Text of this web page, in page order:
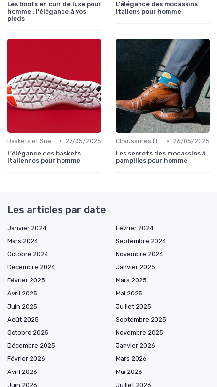
Les boots en cuir de luxe pour
homme : l'élégance à vos
pieds
L'élégance des mocassins
italiens pour homme
Baskets et Sneakers •
27/05/2025
L'élégance des baskets
italiennes pour homme
Chaussures Élégantes et de Cérémonie •
26/05/2025
Les secrets des mocassins à
pampilles pour homme
Les articles par date
Janvier 2024
Février 2024
Mars 2024
Septembre 2024
Octobre 2024
Novembre 2024
Décembre 2024
Janvier 2025
Février 2025
Mars 2025
Avril 2025
Mai 2025
Juin 2025
Juillet 2025
Août 2025
Septembre 2025
Octobre 2025
Novembre 2025
Décembre 2025
Janvier 2026
Février 2026
Mars 2026
Avril 2026
Mai 2026
Juin 2026
Juillet 2026